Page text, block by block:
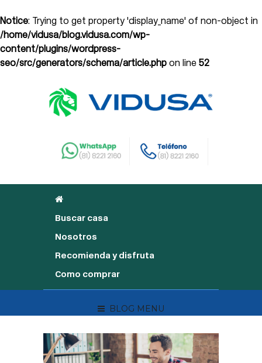
Notice: Trying to get property 'display_name' of non-object in
/home/vidusa/blog.vidusa.com/wp-
content/plugins/wordpress-
seo/src/generators/schema/article.php on line 52
Buscar casa
Nosotros
Recomienda y disfruta
Como comprar
BLOG MENU